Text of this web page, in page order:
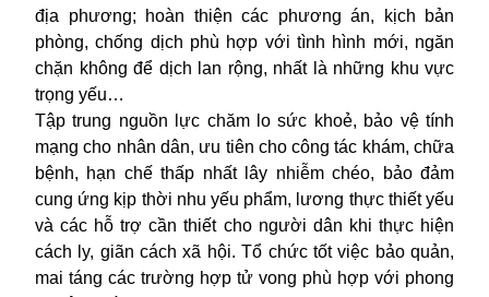
địa phương; hoàn thiện các phương án, kịch bản
phòng, chống dịch phù hợp với tình hình mới, ngăn
chặn không để dịch lan rộng, nhất là những khu vực
trọng yếu…
Tập trung nguồn lực chăm lo sức khoẻ, bảo vệ tính
mạng cho nhân dân, ưu tiên cho công tác khám, chữa
bệnh, hạn chế thấp nhất lây nhiễm chéo, bảo đảm
cung ứng kịp thời nhu yếu phẩm, lương thực thiết yếu
và các hỗ trợ cần thiết cho người dân khi thực hiện
cách ly, giãn cách xã hội. Tổ chức tốt việc bảo quản,
mai táng các trường hợp tử vong phù hợp với phong